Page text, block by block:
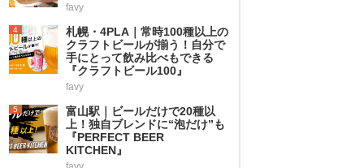
favy
4
札幌・4PLA｜常時100種以上の
クラフトビールが揃う！自分で
手にとって飲み比べもできる
『クラフトビール100』
favy
5
富山駅｜ビールだけで20種以
上！独自ブレンドに“泡だけ”も
『PERFECT BEER
KITCHEN』